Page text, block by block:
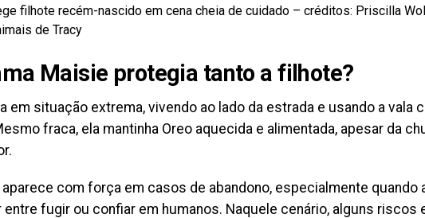
filhote recém-nascido em cena cheia de cuidado – créditos: Priscilla
de Tracy
Maisie protegia tanto a filhote?
em situação extrema, vivendo ao lado da estrada e usando a vala
fraca, ela mantinha Oreo aquecida e alimentada, apesar da
com força em casos de abandono, especialmente quando
fugir ou confiar em humanos. Naquele cenário, alguns riscos